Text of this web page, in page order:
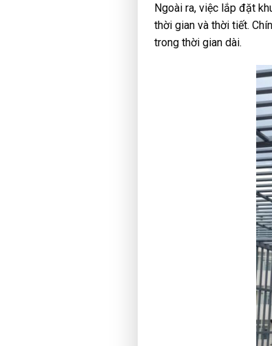
Ngoài ra, việc lắp đặt
thời gian và thời tiết.
trong thời gian dài.